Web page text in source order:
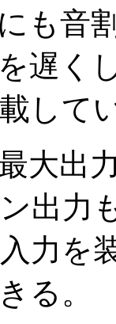
も音
遅く
して
大出
出力
力を
る。